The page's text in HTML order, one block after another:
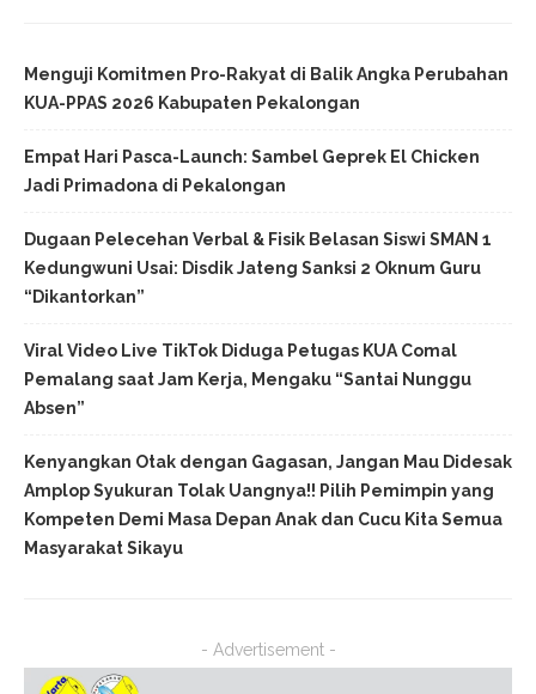
Menguji Komitmen Pro-Rakyat di Balik Angka Perubahan
KUA-PPAS 2026 Kabupaten Pekalongan
Empat Hari Pasca-Launch: Sambel Geprek El Chicken
Jadi Primadona di Pekalongan
Dugaan Pelecehan Verbal & Fisik Belasan Siswi SMAN 1
Kedungwuni Usai: Disdik Jateng Sanksi 2 Oknum Guru
“Dikantorkan”
Viral Video Live TikTok Diduga Petugas KUA Comal
Pemalang saat Jam Kerja, Mengaku “Santai Nunggu
Absen”
Kenyangkan Otak dengan Gagasan, Jangan Mau Didesak
Amplop Syukuran Tolak Uangnya!! Pilih Pemimpin yang
Kompeten Demi Masa Depan Anak dan Cucu Kita Semua
Masyarakat Sikayu
- Advertisement -